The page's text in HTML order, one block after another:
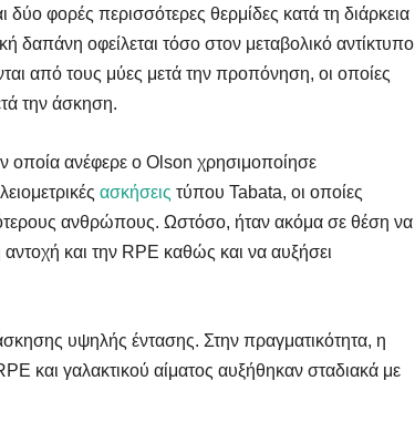
φορές περισσότερες θερμίδες κατά τη διάρκεια
δαπάνη οφείλεται τόσο στον μεταβολικό αντίκτυπο
από τους μύες μετά την προπόνηση, οι οποίες
την άσκηση.
ανέφερε ο Olson χρησιμοποίησε
ασκήσεις τύπου Tabata, οι οποίες
ανθρώπους. Ωστόσο, ήταν ακόμα σε θέση να
αντοχή και την RPE καθώς και να αυξήσει
υψηλής έντασης. Στην πραγματικότητα, η
και γαλακτικού αίματος αυξήθηκαν σταδιακά με